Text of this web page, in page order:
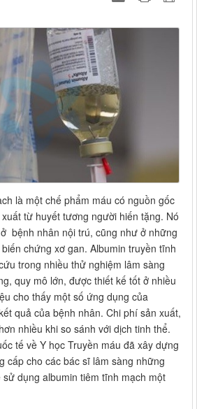
là một chế phẩm máu có nguồn gốc
từ ​​huyết tương người hiến tặng. Nó
bệnh nhân nội trú, cũng như ở những
chứng xơ gan. Albumin truyền tĩnh
trong nhiều thử nghiệm lâm sàng
quy mô lớn, được thiết kế tốt ở nhiều
cho thấy một số ứng dụng của
quả của bệnh nhân. Chi phí sản xuất,
nhiều khi so sánh với dịch tinh thể.
tế về Y học Truyền máu đã xây dựng
cấp cho các bác sĩ lâm sàng những
dụng albumin tiêm tĩnh mạch một